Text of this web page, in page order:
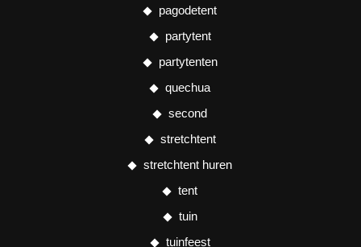
pagodetent
partytent
partytenten
quechua
second
stretchtent
stretchtent huren
tent
tuin
tuinfeest